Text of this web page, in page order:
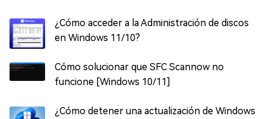
¿Cómo acceder a la Administración de discos
en Windows 11/10?
Cómo solucionar que SFC Scannow no
funcione [Windows 10/11]
¿Cómo detener una actualización de Windows